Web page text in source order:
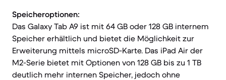
Speicheroptionen:
Das Galaxy Tab A9 ist mit 64 GB oder 128 GB internem
Speicher erhältlich und bietet die Möglichkeit zur
Erweiterung mittels microSD-Karte. Das iPad Air der
M2-Serie bietet mit Optionen von 128 GB bis zu 1 TB
deutlich mehr internen Speicher, jedoch ohne